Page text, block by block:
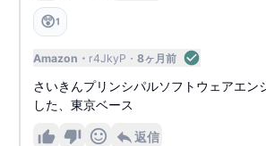
😲1
Amazon r4JkyP 8ヶ月前
さいきんプリンシパルソフトウェアエン
した、東京ベース
返信